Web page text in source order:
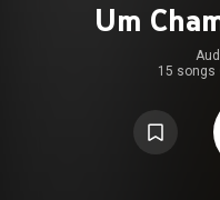
Um
15 songs